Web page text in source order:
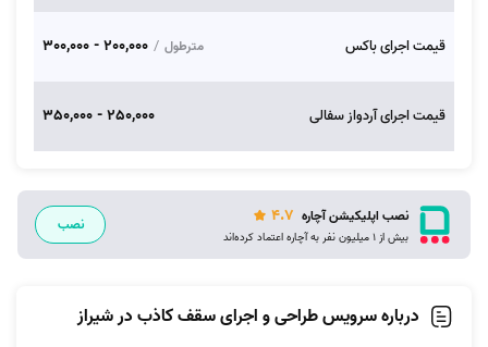
قیمت اجرای باکس مترطول /
200,000 - 300,000
قیمت اجرای آردواز سفالی 250,000 - 350,000
نصب اپلیکیشن آچاره 4.7
بیش از 1 میلیون نفر به آچاره اعتماد کرده‌اند
نصب
درباره سرویس طراحی و اجرای سقف کاذب در شیراز